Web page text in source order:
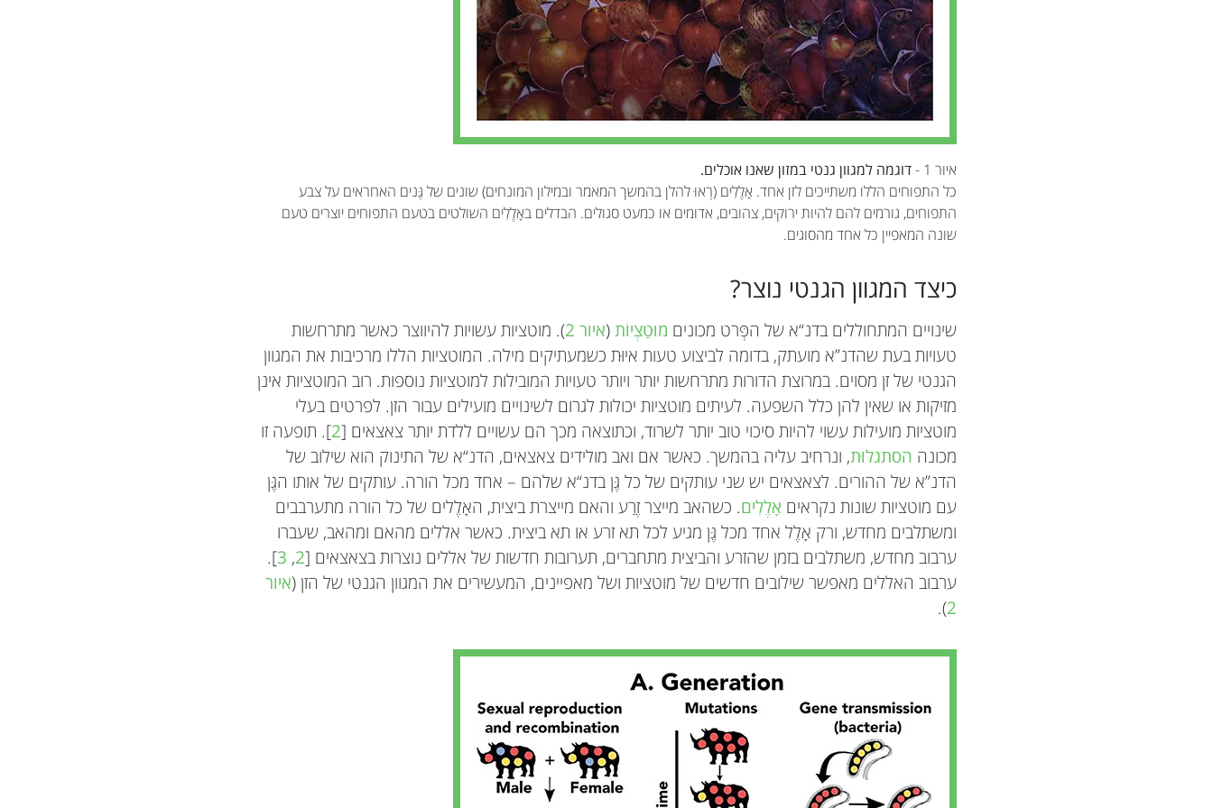
איור 1 -
דוגמה למגוון גנטי במזון שאנו אוכלים.
כל התפוחים הללו משתייכים לזן אחד. אָלֶלִים (רְאוּ להלן בהמשך המאמר ובמילון המונחים) שונים של גֶּנים האחראים על צבע
התפוחים, גורמים להם להיות ירוקים, צהובים, אדומים או כמעט סגולים. הבדלים באָלֶלִים השולטים בטעם התפוחים יוצרים טעם
שונה המאפיין כל אחד מהסוגים.
כיצד המגוון הגנטי נוצר?
שינויים המתחוללים בדנ“א של הפְּרט מכונים מוּטַצְיוֹת(איור 2 ). מוטציות עשויות להיווצר כאשר מתרחשות
טעויות בעת שהדנ”א מועתק, בדומה לביצוע טעות איוּת כשמעתיקים מילה. המוטציות הללו מרכיבות את המגוון
הגנטי של זן מסוים. במרוצת הדורות מתרחשות יותר ויותר טעויות המובילות למוטציות נוספות. רוב המוטציות אינן
מזיקות או שאין להן כלל השפעה. לעיתים מוטציות יכולות לגרום לשינויים מועילים עבור הזן. לפרטים בעלי
מוטציות מועילות עשוי להיות סיכוי טוב יותר לשרוד, וכתוצאה מכך הם עשויים ללדת יותר צאצאים [2]. תופעה זו
מכונה הסתגלוּת, ונרחיב עליה בהמשך. כאשר אם ואב מולידים צאצאים, הדנ“א של התינוק הוא שילוב של
הדנ”א של ההורים. לצאצאים יש שני עותקים של כל גֶּן בדנ“א שלהם – אחד מכל הורה. עותקים של אותו הגֶּן
עם מוטציות שונות נקראים אָלֶלִים. כשהאב מייצר זֶרַע והאם מייצרת ביצית, האָלֶלים של כל הורה מתערבבים
ומשתלבים מחדש, ורק אָלֶל אחד מכל גֶּן מגיע לכל תא זרע או תא ביצית. כאשר אללים מהאם ומהאב, שעברו
ערבוב מחדש, משתלבים בזמן שהזרע והביצית מתחברים, תערובות חדשות של אללים נוצרות בצאצאים [2
,
3
].
ערבוב האללים מאפשר שילובים חדשים של מוטציות ושל מאפיינים, המעשירים את המגוון הגנטי של הזן (איור
2
).